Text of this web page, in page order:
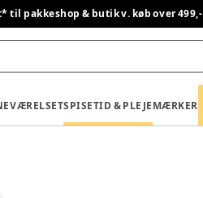
til pakkeshop & butik v. køb over 499,-
SPISETID & PLEJEMÆRKER